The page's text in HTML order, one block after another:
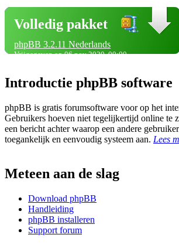
Volledig pakket
phpBB 3.2.11 Nederlands
Vrijgegeven op 06 nov 2020, 00:00
Introductie phpBB software
phpBB is gratis forumsoftware voor op het
Gebruikers hoeven niet tegelijkertijd online te
een bericht achter waarop een andere
toegankelijk en eenvoudig systeem aan. Lees
Meteen aan de slag
Download phpBB
Handleiding
phpBB installeren
Support forum